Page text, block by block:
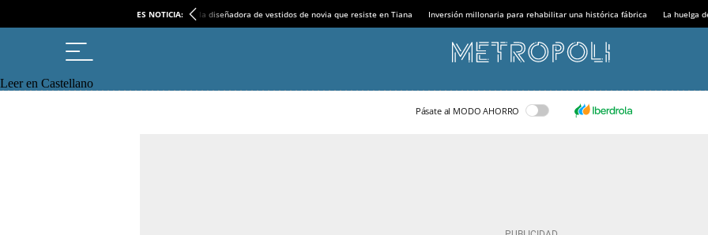
ES NOTICIA: la diseñadora de vestidos de novia que resiste en Tiana Inversión millonaria para rehabilitar una histórica fábrica La huelga
Leer en Castellano
Pásate al MODO AHORRO